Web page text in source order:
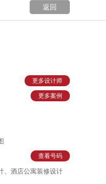
返回
更多设计师
更多案例
查看号码
、酒店公寓装修设计